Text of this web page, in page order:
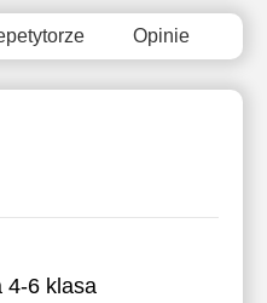
Opinie
4-6 klasa
dostępnych
terminów
dostępnych
terminów terminów